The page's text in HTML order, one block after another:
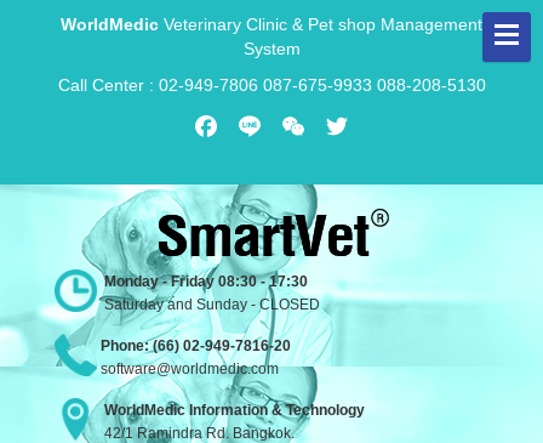
WorldMedic Veterinary Clinic & Pet shop Management
System
Call Center : 02-949-7806 087-675-9933 088-208-5130
Monday - Friday 08:30 - 17:30
Saturday and Sunday - CLOSED
Phone: (66) 02-949-7816-20
software@worldmedic.com
WorldMedic Information & Technology
42/1 Ramindra Rd. Bangkok.